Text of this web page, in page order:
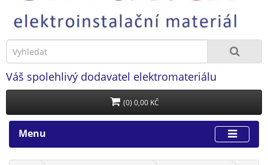
Váš spolehlivý dodavatel elektromateriálu
(0) 0,00 KČ
Menu